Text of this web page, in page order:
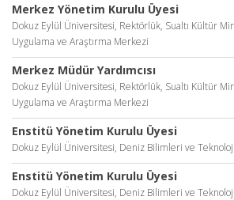
Merkez Yönetim Kurulu Üyesi
Dokuz Eylül Üniversitesi, Rektörlük, Sualtı Kültür
Uygulama ve Araştırma Merkezi
Merkez Müdür Yardımcısı
Dokuz Eylül Üniversitesi, Rektörlük, Sualtı Kültür
Uygulama ve Araştırma Merkezi
Enstitü Yönetim Kurulu Üyesi
Dokuz Eylül Üniversitesi, Deniz Bilimleri ve
Enstitü Yönetim Kurulu Üyesi
Dokuz Eylül Üniversitesi, Deniz Bilimleri ve